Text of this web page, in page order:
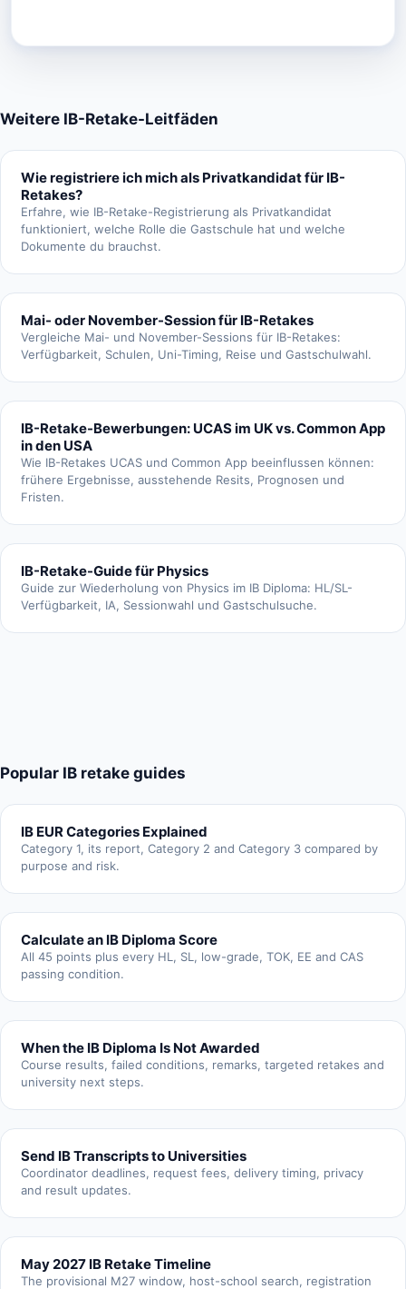
Weitere IB-Retake-Leitfäden
Wie registriere ich mich als Privatkandidat für IB-
Retakes?
Erfahre, wie IB-Retake-Registrierung als Privatkandidat
funktioniert, welche Rolle die Gastschule hat und welche
Dokumente du brauchst.
Mai- oder November-Session für IB-Retakes
Vergleiche Mai- und November-Sessions für IB-Retakes:
Verfügbarkeit, Schulen, Uni-Timing, Reise und Gastschulwahl.
IB-Retake-Bewerbungen: UCAS im UK vs. Common App
in den USA
Wie IB-Retakes UCAS und Common App beeinflussen können:
frühere Ergebnisse, ausstehende Resits, Prognosen und
Fristen.
IB-Retake-Guide für Physics
Guide zur Wiederholung von Physics im IB Diploma: HL/SL-
Verfügbarkeit, IA, Sessionwahl und Gastschulsuche.
Popular IB retake guides
IB EUR Categories Explained
Category 1, its report, Category 2 and Category 3 compared by
purpose and risk.
Calculate an IB Diploma Score
All 45 points plus every HL, SL, low-grade, TOK, EE and CAS
passing condition.
When the IB Diploma Is Not Awarded
Course results, failed conditions, remarks, targeted retakes and
university next steps.
Send IB Transcripts to Universities
Coordinator deadlines, request fees, delivery timing, privacy
and result updates.
May 2027 IB Retake Timeline
The provisional M27 window, host-school search, registration